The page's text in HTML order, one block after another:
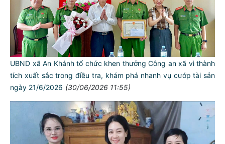
UBND xã An Khánh tổ chức khen thưởng Công an xã vì thành
tích xuất sắc trong điều tra, khám phá nhanh vụ cướp tài sản
ngày 21/6/2026 (30/06/2026 11:55)